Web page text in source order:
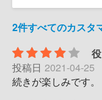
2件すべてのカスタ
投稿日 2021-04-25
続きが楽しみです。